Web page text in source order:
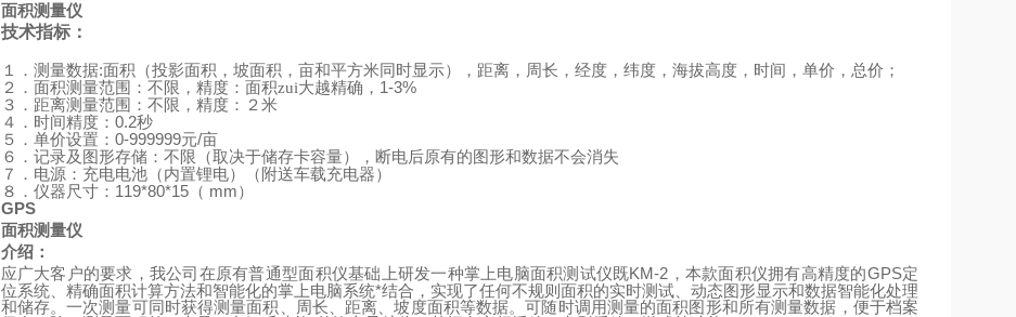
面积测量仪
技术指标：
１．测量数据:面积（投影面积，坡面积，亩和平方米同时显示），距离，周长，经度，纬度，海拔高度，时间，单价，总价；
２．面积测量范围：不限，精度：面积zui大越精确， 1-3%
３．距离测量范围：不限，精度：２米
４．时间精度： 0.2秒
５．单价设置： 0-999999元/亩
６．记录及图形存储：不限（取决于储存卡容量），断电后原有的图形和数据不会消失
７．电源：充电电池（内置锂电）
（ 附送车载充电器）
８．仪器尺寸： 119*80*15（ mm）
GPS
面积测量仪
介绍：
应广大客户的要求，我公司在原有普通型面积仪基础上研发一种掌上电脑面积测试仪既KM-2 ，本款面积仪拥有高精度的GPS定
位系统、精确面积计算方法和智能化的掌上电脑系统*结合，实现了任何不规则面积的实时测试、动态图形显示和数据智能化处理
和储存。一次测量可同时获得测量面积、周长、距离、坡度面积等数据。可随时调用测量的面积图形和所有测量数据，便于档案